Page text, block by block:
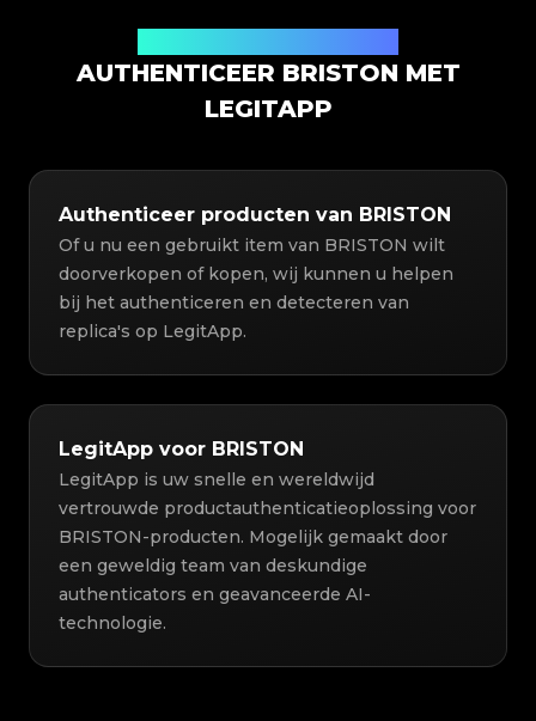
AUTHENTICEER BRISTON MET
LEGITAPP
Authenticeer producten van BRISTON
Of u nu een gebruikt item van BRISTON wilt
doorverkopen of kopen, wij kunnen u helpen
bij het authenticeren en detecteren van
replica's op LegitApp.
LegitApp voor BRISTON
LegitApp is uw snelle en wereldwijd
vertrouwde productauthenticatieoplossing voor
BRISTON-producten. Mogelijk gemaakt door
een geweldig team van deskundige
authenticators en geavanceerde AI-
technologie.